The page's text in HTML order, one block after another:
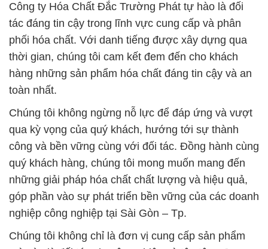
Công ty Hóa Chất Đắc Trường Phát tự hào là đối
tác đáng tin cậy trong lĩnh vực cung cấp và phân
phối hóa chất. Với danh tiếng được xây dựng qua
thời gian, chúng tôi cam kết đem đến cho khách
hàng những sản phẩm hóa chất đáng tin cậy và an
toàn nhất.
Chúng tôi không ngừng nỗ lực để đáp ứng và vượt
qua kỳ vọng của quý khách, hướng tới sự thành
công và bền vững cùng với đối tác. Đồng hành cùng
quý khách hàng, chúng tôi mong muốn mang đến
những giải pháp hóa chất chất lượng và hiệu quả,
góp phần vào sự phát triển bền vững của các doanh
nghiệp công nghiệp tại Sài Gòn – Tp.
Chúng tôi không chỉ là đơn vị cung cấp sản phẩm